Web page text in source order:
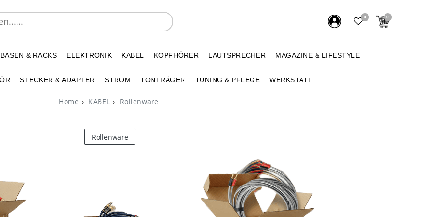
0 0
& RACKS ELEKTRONIK KABEL KOPFHÖRER LAUTSPRECHER MAGAZINE & LIFESTYLE
STECKER & ADAPTER STROM TONTRÄGER TUNING & PFLEGE WERKSTATT
Home KABEL Rollenware
Rollenware